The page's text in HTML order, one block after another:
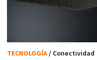
TECNOLOGÍA/ Conectividad